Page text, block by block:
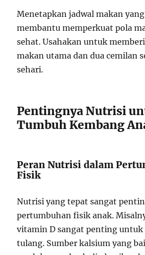
Menetapkan jadwal makan
membantu memperkuat pola
sehat. Usahakan untuk
makan utama dan dua cemilan
sehari.
Pentingnya Nutrisi
Tumbuh Kembang
Peran Nutrisi dalam
Fisik
Nutrisi yang tepat sangat
pertumbuhan fisik anak.
vitamin D sangat penting untuk
tulang. Sumber kalsium yang